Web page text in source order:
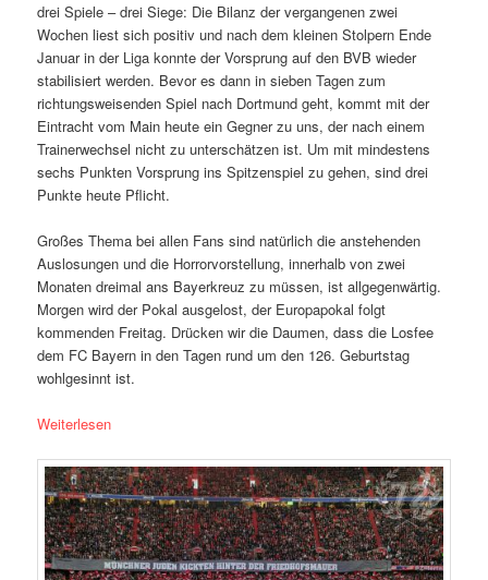
drei Spiele – drei Siege: Die Bilanz der vergangenen zwei
Wochen liest sich positiv und nach dem kleinen Stolpern Ende
Januar in der Liga konnte der Vorsprung auf den BVB wieder
stabilisiert werden. Bevor es dann in sieben Tagen zum
richtungsweisenden Spiel nach Dortmund geht, kommt mit der
Eintracht vom Main heute ein Gegner zu uns, der nach einem
Trainerwechsel nicht zu unterschätzen ist. Um mit mindestens
sechs Punkten Vorsprung ins Spitzenspiel zu gehen, sind drei
Punkte heute Pflicht.
Großes Thema bei allen Fans sind natürlich die anstehenden
Auslosungen und die Horrorvorstellung, innerhalb von zwei
Monaten dreimal ans Bayerkreuz zu müssen, ist allgegenwärtig.
Morgen wird der Pokal ausgelost, der Europapokal folgt
kommenden Freitag. Drücken wir die Daumen, dass die Losfee
dem FC Bayern in den Tagen rund um den 126. Geburtstag
wohlgesinnt ist.
Weiterlesen